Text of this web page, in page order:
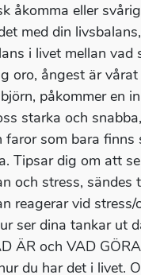
åkomma eller
med din
i livet mellan
oro, ångest är
påkommer en
starka och
som bara
Tipsar dig om att
och stress,
reagerar vid
ser dina tankar ut
ÄR och VAD
du har det i livet.